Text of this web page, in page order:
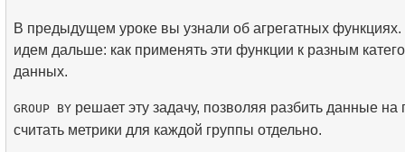
В предыдущем уроке вы узнали об агрегатных функциях.
идем дальше: как применять эти функции к разным
данных.
GROUP BY решает эту задачу, позволяя разбить данные на
считать метрики для каждой группы отдельно.